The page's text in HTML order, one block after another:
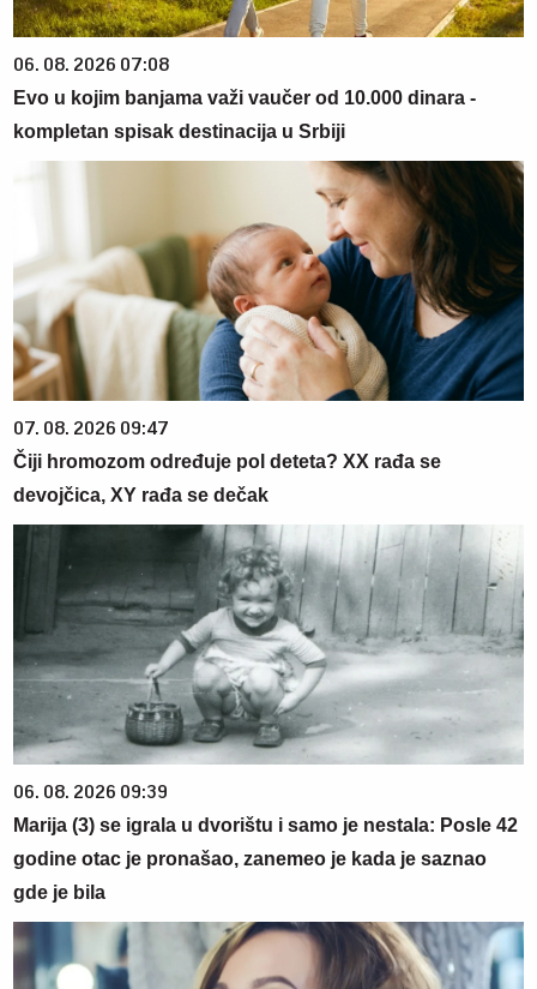
06. 08. 2026 07:08
Evo u kojim banjama važi vaučer od 10.000 dinara -
kompletan spisak destinacija u Srbiji
07. 08. 2026 09:47
Čiji hromozom određuje pol deteta? XX rađa se
devojčica, XY rađa se dečak
06. 08. 2026 09:39
Marija (3) se igrala u dvorištu i samo je nestala: Posle 42
godine otac je pronašao, zanemeo je kada je saznao
gde je bila